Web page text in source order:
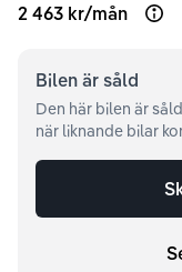
2 463 kr/mån
Bilen är såld
Den här bilen är
när liknande bilar